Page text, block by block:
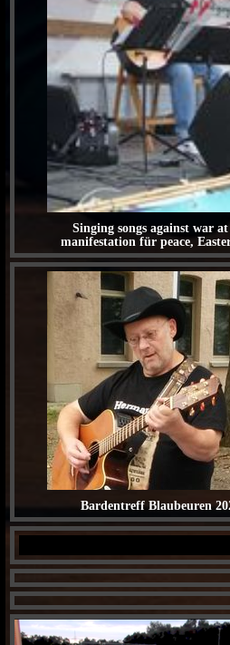
Singing songs against war
manifestation für peace,
Bardentreff Blaubeuren
Carrickfergus
Crazy Man Michael